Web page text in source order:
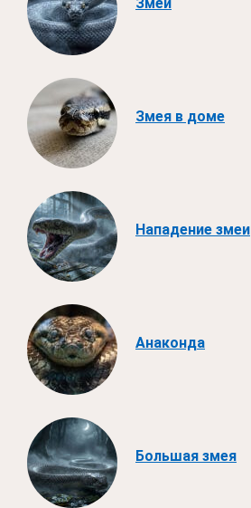
Змея в доме
Нападение змеи
Анаконда
Большая змея